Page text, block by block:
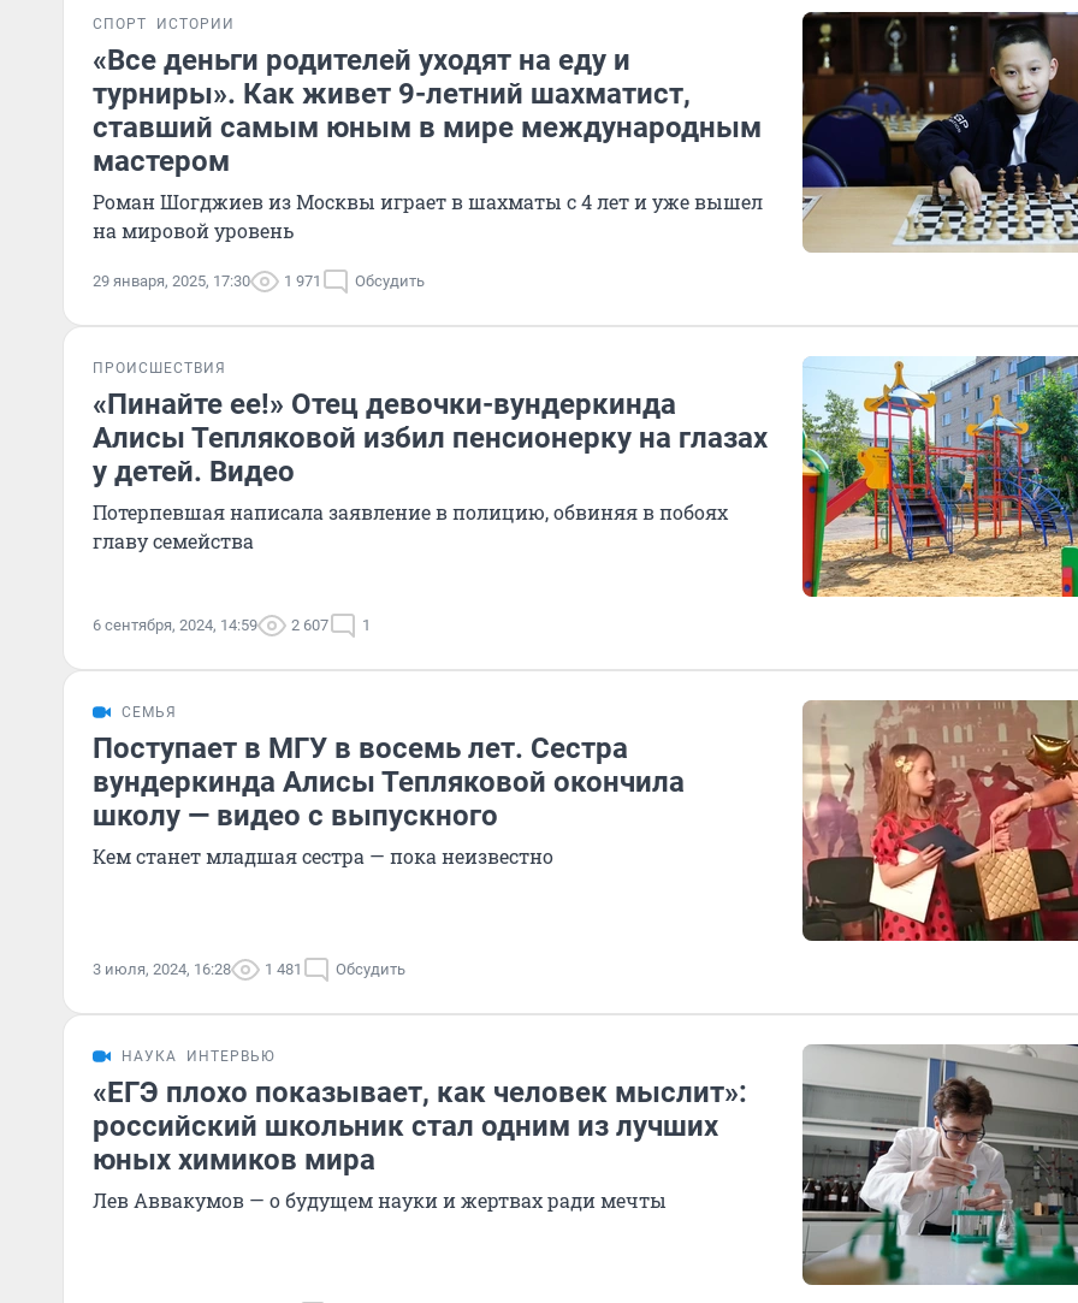
СПОРТ ИСТОРИИ
«Все деньги родителей уходят на еду и
турниры». Как живет 9-летний шахматист,
ставший самым юным в мире международным
мастером
Роман Шогджиев из Москвы играет в шахматы с 4 лет и уже вышел
на мировой уровень
29 января, 2025, 17:30 1 971 Обсудить
ПРОИСШЕСТВИЯ
«Пинайте ее!» Отец девочки-вундеркинда
Алисы Тепляковой избил пенсионерку на глазах
у детей. Видео
Потерпевшая написала заявление в полицию, обвиняя в побоях
главу семейства
6 сентября, 2024, 14:59 2 607 1
СЕМЬЯ
Поступает в МГУ в восемь лет. Сестра
вундеркинда Алисы Тепляковой окончила
школу — видео с выпускного
Кем станет младшая сестра — пока неизвестно
3 июля, 2024, 16:28 1 481 Обсудить
НАУКА ИНТЕРВЬЮ
«ЕГЭ плохо показывает, как человек мыслит»:
российский школьник стал одним из лучших
юных химиков мира
Лев Аввакумов — о будущем науки и жертвах ради мечты